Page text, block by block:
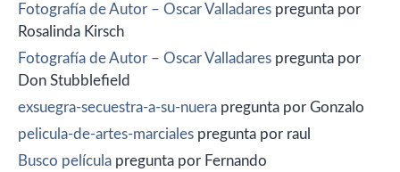
Fotografía de Autor – Oscar Valladares pregunta por
Rosalinda Kirsch
Fotografía de Autor – Oscar Valladares pregunta por
Don Stubblefield
exsuegra-secuestra-a-su-nuera pregunta por Gonzalo
pelicula-de-artes-marciales pregunta por raul
Busco película pregunta por Fernando